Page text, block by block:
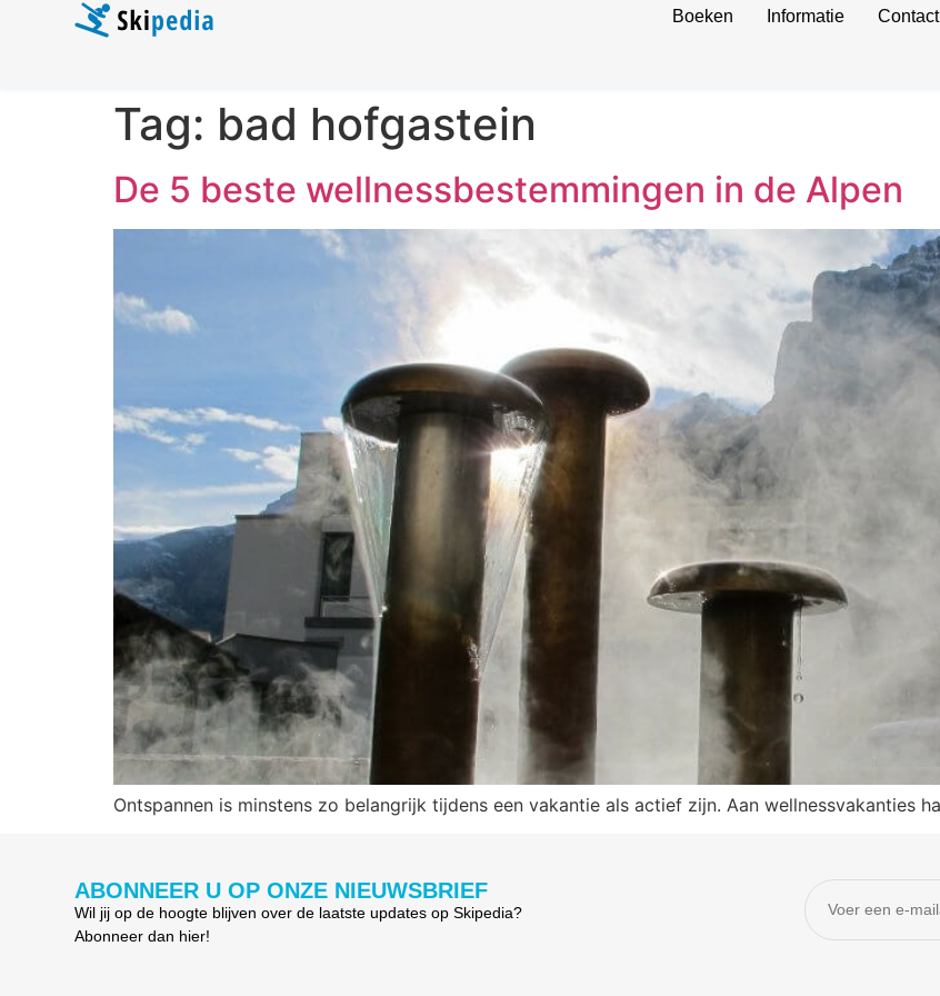
Boeken Informatie Contact
Tag: bad hofgastein
De 5 beste wellnessbestemmingen in de Alpen
Ontspannen is minstens zo belangrijk tijdens een vakantie als actief zijn. Aan wellnessvakanties
ABONNEER U OP ONZE NIEUWSBRIEF
Wil jij op de hoogte blijven over de laatste updates op Skipedia?
Abonneer dan hier!